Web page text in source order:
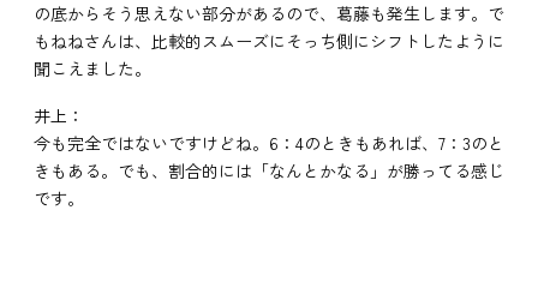
の底からそう思えない部分があるので、葛藤も発生します。で
もねねさんは、比較的スムーズにそっち側にシフトしたように
聞こえました。
井上：
今も完全ではないですけどね。6：4のときもあれば、7：3のと
きもある。でも、割合的には「なんとかなる」が勝ってる感じ
です。